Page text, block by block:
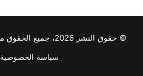
© حقوق النشر 2026، جميع الحقوق محفوظة |
سياسة الخصوصية